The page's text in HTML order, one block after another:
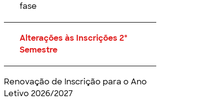
fase
Alterações às Inscrições 2º
Semestre
Renovação de Inscrição para o Ano
Letivo 2026/2027